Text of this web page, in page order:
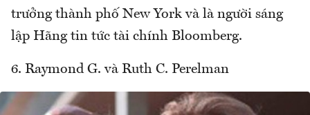
trưởng thành phố New York và là người sáng
lập Hãng tin tức tài chính Bloomberg.
6. Raymond G. và Ruth C. Perelman